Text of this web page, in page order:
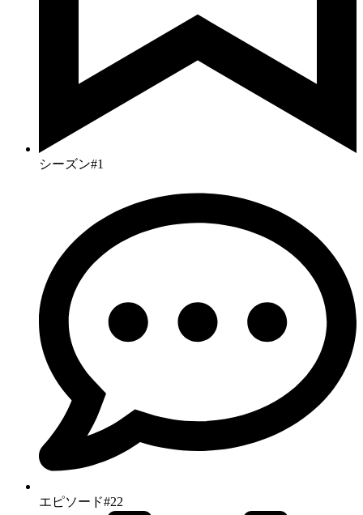
シーズン#1
エピソード#22